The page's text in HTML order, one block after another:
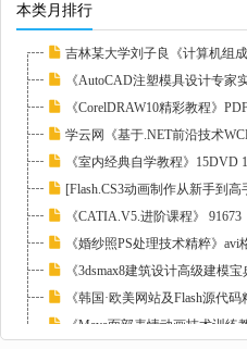
本类月排行
吉林某大学刘子良《计算机组成
《AutoCAD注塑模具设计专家
《CorelDRAW10精彩教程》PDF
学云网《基于.NET前沿技术
《室内经典自学教程》15DVD
[Flash.CS3动画制作从新手到高
《CATIA.V5.进阶课程》 91673
《婚纱照PS处理技术精粹》avi
《3dsmax8建筑设计高级建模宝
《韩国·欧美网站及Flash源代码
《Maya面部表情动画技术训练